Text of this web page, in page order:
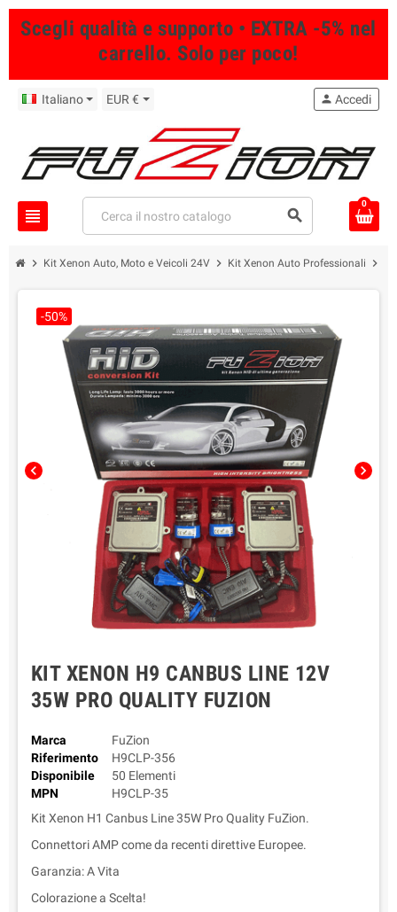
Scegli qualità e supporto • EXTRA -5% nel
carrello. Solo per poco!
Italiano EUR €
view_headline search
person Accedi
0
chevron_right Kit Xenon Auto, Moto e Veicoli 24V chevron_right Kit Xenon Auto Professionali chevron_right
chevron_left chevron_right
-50%
KIT XENON H9 CANBUS LINE 12V
35W PRO QUALITY FUZION
Marca
FuZion
Riferimento
H9CLP-356
Disponibile
50 Elementi
MPN
H9CLP-35
Kit Xenon H1 Canbus Line 35W Pro Quality FuZion.
Connettori AMP come da recenti direttive Europee.
Garanzia: A Vita
Colorazione a Scelta!